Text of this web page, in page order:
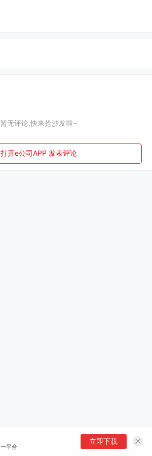
暂无评论,快来抢沙发啦~
打开e公司APP 发表评论
平台
立即下载